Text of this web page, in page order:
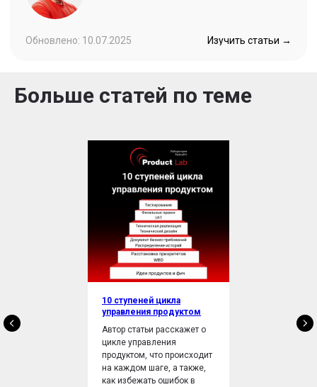
Больше статей по теме
10 ступеней цикла
управления продуктом
Автор статьи расскажет о
цикле управления
продуктом, что происходит
на каждом шаге, а также,
как избежать ошибок в